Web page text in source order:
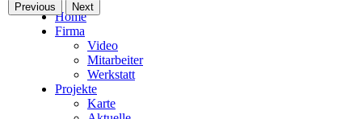
Home
Firma
Video
Mitarbeiter
Werkstatt
Projekte
Karte
Previous Next